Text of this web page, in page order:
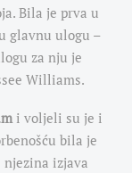
Bila je prva u
glavnu ulogu –
za nju je
Williams.
i voljeli su je i
bila je
njezina izjava